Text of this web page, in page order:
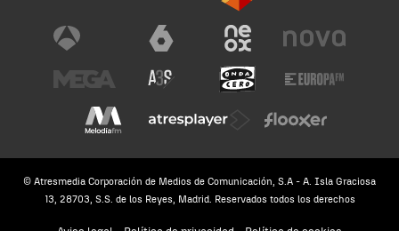
© Atresmedia Corporación de Medios de Comunicación, S.A - A. Isla Graciosa
13, 28703, S.S. de los Reyes, Madrid. Reservados todos los derechos